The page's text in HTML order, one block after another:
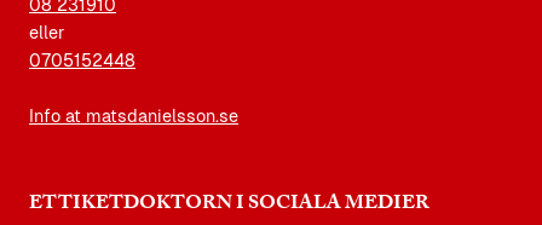
08 231910
eller
0705152448
Info at matsdanielsson.se
ETTIKETDOKTORN I SOCIALA MEDIER